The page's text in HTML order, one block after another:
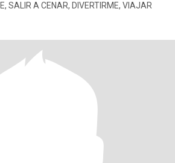
SALIR A CENAR, DIVERTIRME, VIAJAR